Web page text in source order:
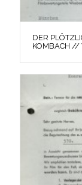
DER
KOMBACH